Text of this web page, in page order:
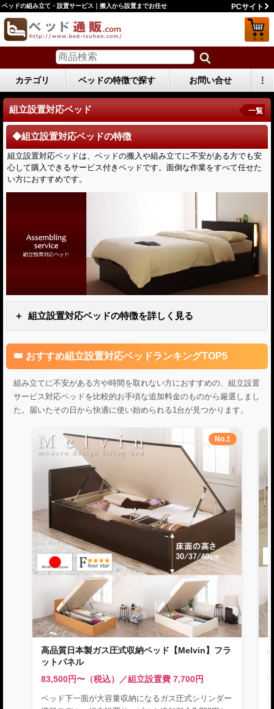
ベッドの組み立て・設置サービス｜搬入から設置までお任せ PCサイト
カテゴリ ベッドの特徴で探す お問い合せ ⋮
組立設置対応ベッド
◆組立設置対応ベッドの特徴
組立設置対応ベッドは、ベッドの搬入や組み立てに不安がある方でも安
心して購入できるサービス付きベッドです。面倒な作業をすべて任せた
い方におすすめです。
組立設置対応ベッドの特徴を詳しく見る
おすすめ組立設置対応ベッドランキングTOP5
組み立てに不安がある方や時間を取れない方におすすめの、組立設置
サービス対応ベッドを比較的お手頃な追加料金のものから厳選しまし
た。届いたその日から快適に使い始められる1台が見つかります。
No.1
高品質日本製ガス圧式収納ベッド【Melvin】フラ
ットパネル
83,500円〜（税込）／組立設置費 7,700円
ベッド下一面が大容量収納になるガス圧式シリンダー
一覧